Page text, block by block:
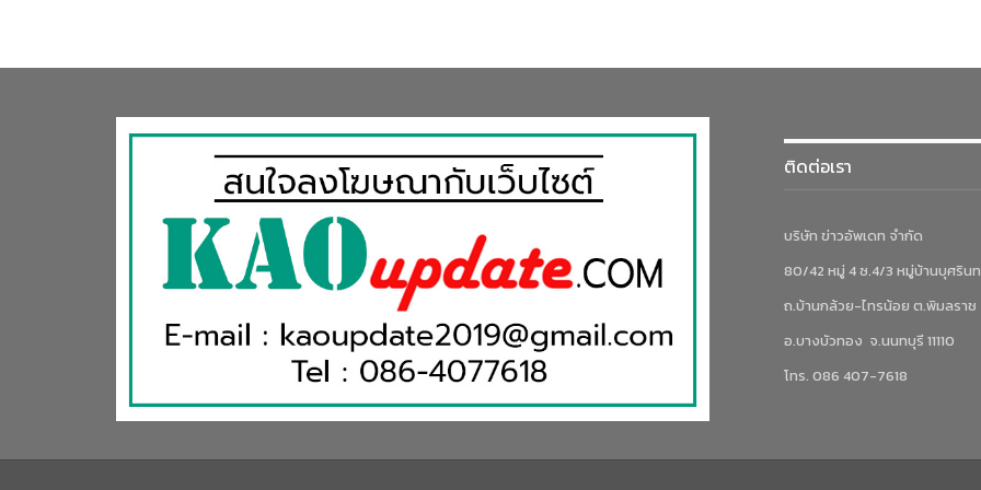
ติดต่อเรา
บริษัท ข่าวอัพเดท จำกัด
80/42 หมู่ 4 ซ.4/3 หมู่บ้านบุศริน
ถ.บ้านกล้วย-ไทรน้อย ต.พิมลราช
อ.บางบัวทอง จ.นนทบุรี 11110
โทร. 086 407-7618